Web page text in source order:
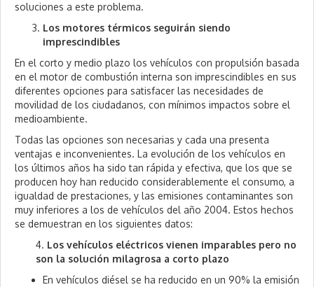
soluciones a este problema.
Los motores térmicos seguirán siendo
imprescindibles
En el corto y medio plazo los vehículos con propulsión basada
en el motor de combustión interna son imprescindibles en sus
diferentes opciones para satisfacer las necesidades de
movilidad de los ciudadanos, con mínimos impactos sobre el
medioambiente.
Todas las opciones son necesarias y cada una presenta
ventajas e inconvenientes. La evolución de los vehículos en
los últimos años ha sido tan rápida y efectiva, que los que se
producen hoy han reducido considerablemente el consumo, a
igualdad de prestaciones, y las emisiones contaminantes son
muy inferiores a los de vehículos del año 2004. Estos hechos
se demuestran en los siguientes datos:
4. Los vehículos eléctricos vienen imparables pero no
son la solución milagrosa a corto plazo
En vehículos diésel se ha reducido en un 90% la emisión